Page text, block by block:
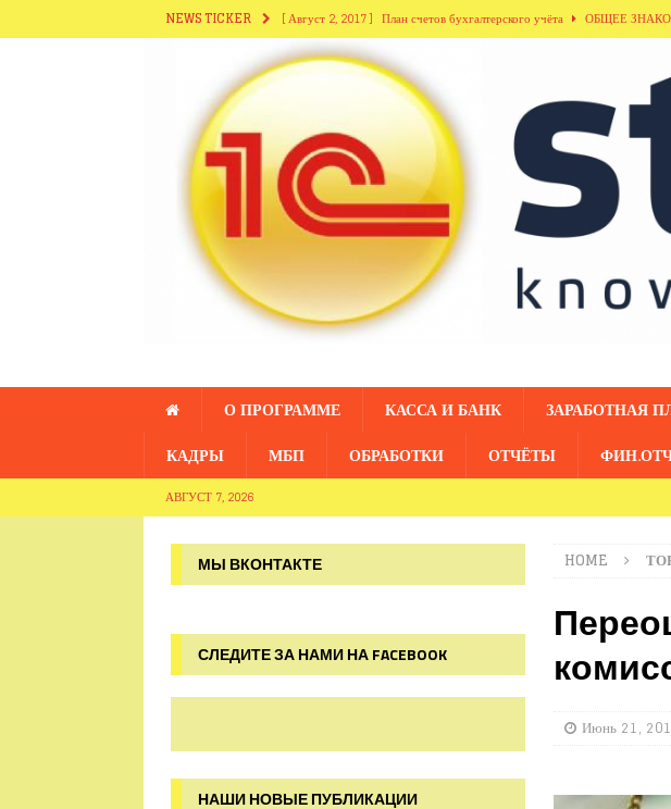
NEWS TICKER [ Август 2, 2017 ] План счетов бухгалтерского учёта
ОБЩЕЕ
[ Август 2, 2017 ] Справочники раздела «Кадровый учёт»
Справочники из раздела «Денежные средства»
[ Июль 28, 2017 ]
Справочник «Сотрудники организаций»
ОБЩЕЕ
[ Август 2, 2017 ] Справочник «Подразделения» ОБЩЕЕ
О ПРОГРАММЕ КАССА И БАНК ЗАРАБОТНАЯ
КАДРЫ
МБП ОБРАБОТКИ ОТЧЁТЫ
АВГУСТ 7, 2026
HOME
Июнь 21,
МЫ ВКОНТАКТЕ
СЛЕДИТЕ ЗА НАМИ НА FACEBOOK
НАШИ НОВЫЕ ПУБЛИКАЦИИ